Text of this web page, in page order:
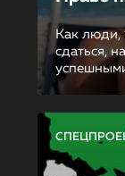
Как люди,
сдаться,